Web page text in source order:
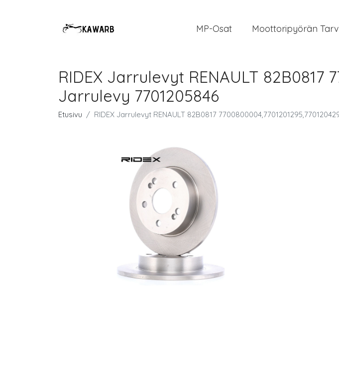
MP-Osat Moottoripyörän
RIDEX Jarrulevyt RENAULT 82B0817
Jarrulevy 7701205846
Etusivu RIDEX Jarrulevyt RENAULT 82B0817